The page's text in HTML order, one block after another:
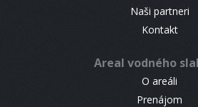
Naši partneri
Kontakt
Areal vodného
O areáli
Prenájom